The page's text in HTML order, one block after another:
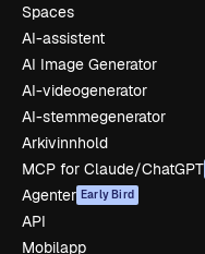
Spaces
AI-assistent
AI Image Generator
AI-videogenerator
AI-stemmegenerator
Arkivinnhold
MCP for Claude/ChatGPT
Agenter Early Bird
API
Mobilapp